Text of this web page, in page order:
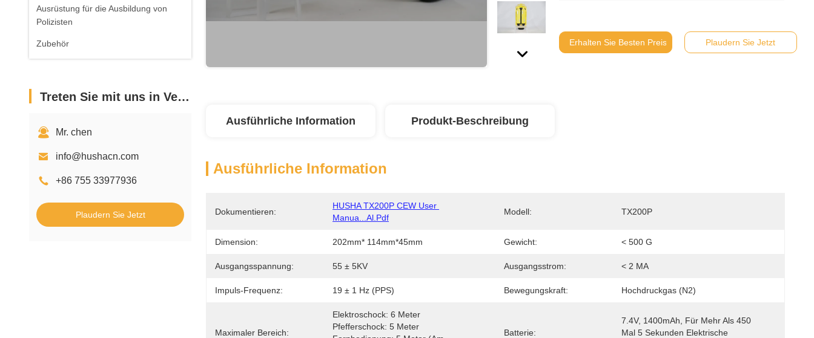
Ausrüstung für die Ausbildung von
Polizisten
Zubehör
Treten Sie mit uns in Verbindung
Mr. chen
info@hushacn.com
+86 755 33977936
Plaudern Sie Jetzt
Erhalten Sie Besten Preis Plaudern Sie Jetzt
Ausführliche Information Produkt-Beschreibung
Ausführliche Information
Dokumentieren:
HUSHA TX200P CEW User
Manua...al.pdf
Modell: TX200P
Dimension: 202mm* 114mm*45mm Gewicht: < 500 G
Ausgangsspannung: 55 ± 5KV Ausgangsstrom: < 2 MA
Impuls-Frequenz: 19 ± 1 Hz (PPS) Bewegungskraft: Hochdruckgas (N2)
Maximaler Bereich:
Elektroschock: 6 Meter
Pfefferschock: 5 Meter
Batterie:
7.4V, 1400mAh, Für Mehr Als 450
Mal 5 Sekunden Elektrische